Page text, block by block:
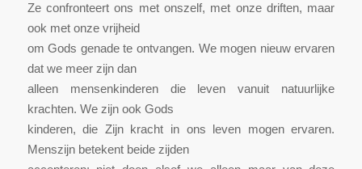
Ze confronteert ons met onszelf, met onze driften, maar
ook met onze vrijheid
om Gods genade te ontvangen. We mogen nieuw ervaren
dat we meer zijn dan
alleen mensenkinderen die leven vanuit natuurlijke
krachten. We zijn ook Gods
kinderen, die Zijn kracht in ons leven mogen ervaren.
Menszijn betekent beide zijden